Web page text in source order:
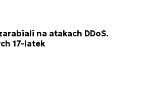
na atakach DDoS.
17-latek